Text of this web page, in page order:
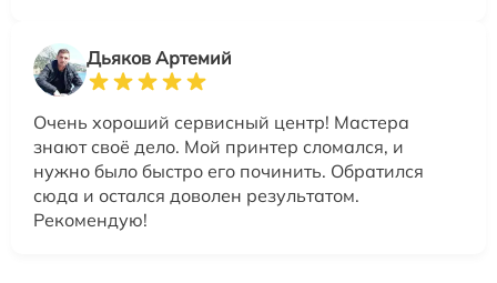
Дьяков Артемий
Очень хороший сервисный центр! Мастера
знают своё дело. Мой принтер сломался, и
нужно было быстро его починить. Обратился
сюда и остался доволен результатом.
Рекомендую!